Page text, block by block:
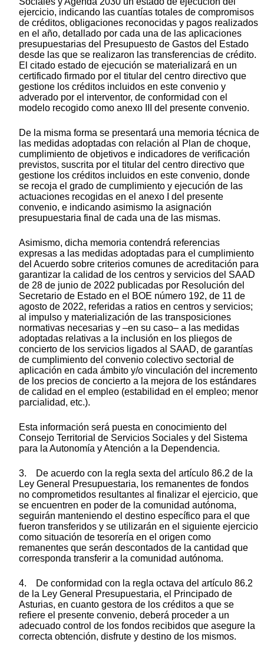
ejercicio, indicando las cuantías totales de compromisos
de créditos, obligaciones reconocidas y pagos realizados
en el año, detallado por cada una de las aplicaciones
presupuestarias del Presupuesto de Gastos del Estado
desde las que se realizaron las transferencias de crédito.
El citado estado de ejecución se materializará en un
certificado firmado por el titular del centro directivo que
gestione los créditos incluidos en este convenio y
adverado por el interventor, de conformidad con el
modelo recogido como anexo III del presente convenio.
De la misma forma se presentará una memoria técnica de
las medidas adoptadas con relación al Plan de choque,
cumplimiento de objetivos e indicadores de verificación
previstos, suscrita por el titular del centro directivo que
gestione los créditos incluidos en este convenio, donde
se recoja el grado de cumplimiento y ejecución de las
actuaciones recogidas en el anexo I del presente
convenio, e indicando asimismo la asignación
presupuestaria final de cada una de las mismas.
Asimismo, dicha memoria contendrá referencias
expresas a las medidas adoptadas para el cumplimiento
del Acuerdo sobre criterios comunes de acreditación para
garantizar la calidad de los centros y servicios del SAAD
de 28 de junio de 2022 publicadas por Resolución del
Secretario de Estado en el BOE número 192, de 11 de
agosto de 2022, referidas a ratios en centros y servicios;
al impulso y materialización de las transposiciones
normativas necesarias y –en su caso– a las medidas
adoptadas relativas a la inclusión en los pliegos de
concierto de los servicios ligados al SAAD, de garantías
de cumplimiento del convenio colectivo sectorial de
aplicación en cada ámbito y/o vinculación del incremento
de los precios de concierto a la mejora de los estándares
de calidad en el empleo (estabilidad en el empleo; menor
parcialidad, etc.).
Esta información será puesta en conocimiento del
Consejo Territorial de Servicios Sociales y del Sistema
para la Autonomía y Atención a la Dependencia.
3. De acuerdo con la regla sexta del artículo 86.2 de la
Ley General Presupuestaria, los remanentes de fondos
no comprometidos resultantes al finalizar el ejercicio, que
se encuentren en poder de la comunidad autónoma,
seguirán manteniendo el destino específico para el que
fueron transferidos y se utilizarán en el siguiente ejercicio
como situación de tesorería en el origen como
remanentes que serán descontados de la cantidad que
corresponda transferir a la comunidad autónoma.
4. De conformidad con la regla octava del artículo 86.2
de la Ley General Presupuestaria, el Principado de
Asturias, en cuanto gestora de los créditos a que se
refiere el presente convenio, deberá proceder a un
adecuado control de los fondos recibidos que asegure la
correcta obtención, disfrute y destino de los mismos.